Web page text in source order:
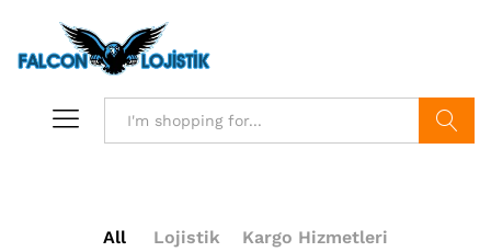
All Lojistik
Kargo Hizmetleri